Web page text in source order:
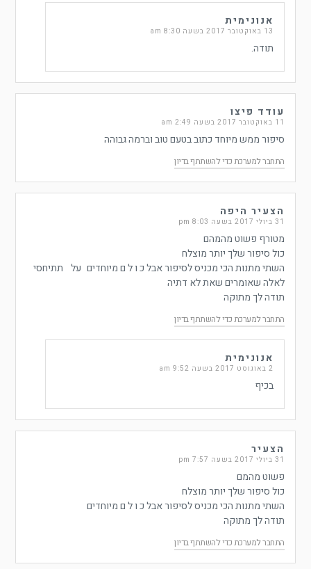
אנונימית
13 באוקטובר 2017 בשעה 8:30 am
תודה.
עודד פיצו
11 באוקטובר 2017 בשעה 2:49 am
סיפור ממש מיוחד כתוב בטעם טוב וברמה גבוהה
התחבר למערכת כדי להשתתף בדיון
הצעיר היפה
31 ביולי 2017 בשעה 8:03 pm
מטורף פשוט מהמהם ‏
כול סיפור שלך יותר מוצלח
השתי מתנות הכי מכניס לסיפור אבל כ ו ל ם מיוחדים על ‏ תתיחסי
לאלה שאומרים שאת לא דתיה
תודה לך מתוקה
התחבר למערכת כדי להשתתף בדיון
אנונימית
2 באוגוסט 2017 בשעה 9:52 am
בכיף
הצעיר
31 ביולי 2017 בשעה 7:57 pm
פשוט מהמם ‏
כול סיפור שלך יותר מוצלח
השתי מתנות הכי מכניס לסיפור אבל כ ו ל ם מיוחדים ‏
תודה לך מתוקה
התחבר למערכת כדי להשתתף בדיון